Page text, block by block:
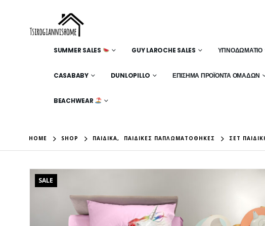
SUMMER SALES GUY LAROCHE SALES ΥΠΝΟΔΩΜΆΤΙΟ
CASABABY DUNLOPILLO ΕΠΊΣΗΜΑ ΠΡΟΪΌΝΤΑ ΟΜΆΔΩΝ
BEACHWEAR
HOME SHOP ΠΑΙΔΙΚΆ, ΠΑΙΔΙΚΈΣ ΠΑΠΛΩΜΑΤΟΘΉΚΕΣ ΣΕΤ
SALE